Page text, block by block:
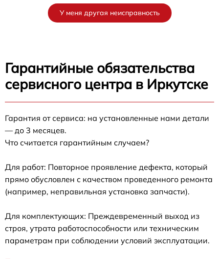
У меня другая неисправность
Гарантийные обязательства
сервисного центра в Иркутске
Гарантия от сервиса: на установленные нами детали
— до 3 месяцев.
Что считается гарантийным случаем?
Для работ: Повторное проявление дефекта, который
прямо обусловлен с качеством проведенного ремонта
(например, неправильная установка запчасти).
Для комплектующих: Преждевременный выход из
строя, утрата работоспособности или техническим
параметрам при соблюдении условий эксплуатации.